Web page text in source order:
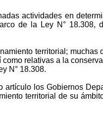
actividades en
de la Ley N° 18.308,
territorial; muchas
relativas a la
N° 18.308.
los Gobiernos
territorial de su